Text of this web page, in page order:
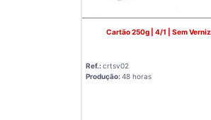
Cartão 250g | 4/1 | Sem Verniz
Ref.:crtsv02
Produção:48 horas